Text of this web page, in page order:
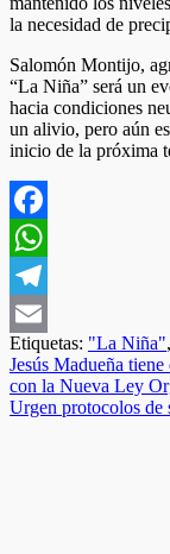
la necesidad de
Salomón Montijo,
“La Niña” será un
hacia condiciones
un alivio, pero aún
inicio de la próxima
Facebook
WhatsApp
Telegram
Email
Etiquetas: "La Niña",
Navegación
de
Jesús Madueña
con la Nueva Ley
Urgen protocolos de